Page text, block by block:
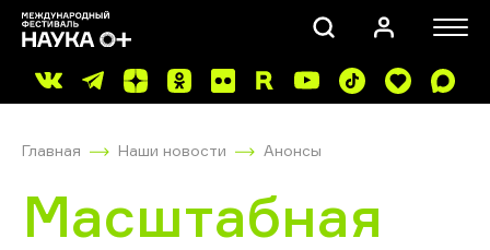
Главная Наши новости Анонсы
Масштабная